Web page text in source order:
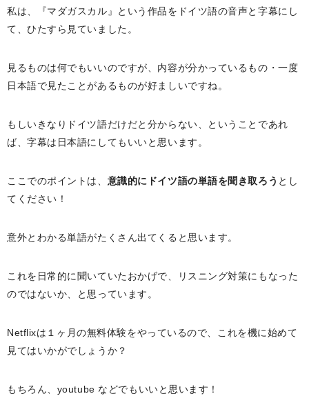
私は、『マダガスカル』という作品をドイツ語の音声と字幕にし
て、ひたすら見ていました。
見るものは何でもいいのですが、内容が分かっているもの・一度
日本語で見たことがあるものが好ましいですね。
もしいきなりドイツ語だけだと分からない、ということであれ
ば、字幕は日本語にしてもいいと思います。
ここでのポイントは、 意識的にドイツ語の単語を聞き取ろう とし
てください！
意外とわかる単語がたくさん出てくると思います。
これを日常的に聞いていたおかげで、リスニング対策にもなった
のではないか、と思っています。
Netflixは１ヶ月の無料体験をやっているので、これを機に始めて
見てはいかがでしょうか？
もちろん、youtube などでもいいと思います！